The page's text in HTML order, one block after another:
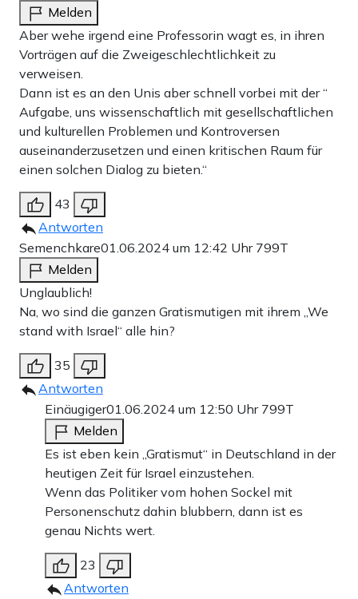
Melden
Aber wehe irgend eine Professorin wagt es, in ihren
Vorträgen auf die Zweigeschlechtlichkeit zu
verweisen.
Dann ist es an den Unis aber schnell vorbei mit der “
Aufgabe, uns wissenschaftlich mit gesellschaftlichen
und kulturellen Problemen und Kontroversen
auseinanderzusetzen und einen kritischen Raum für
einen solchen Dialog zu bieten.“
43
Antworten
Semenchkare01.06.2024 um 12:42 Uhr 799T
Melden
Unglaublich!
Na, wo sind die ganzen Gratismutigen mit ihrem „We
stand with Israel“ alle hin?
35
Antworten
Einäugiger01.06.2024 um 12:50 Uhr 799T
Melden
Es ist eben kein „Gratismut“ in Deutschland in der
heutigen Zeit für Israel einzustehen.
Wenn das Politiker vom hohen Sockel mit
Personenschutz dahin blubbern, dann ist es
genau Nichts wert.
23
Antworten